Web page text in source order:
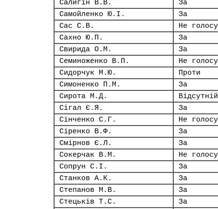
Салигін В.В.
За
Самойленко Ю.І.
За
Сас С.В.
Не
Сахно Ю.П.
За
Свирида О.М.
За
Семиноженко В.П.
Не
Сидорчук М.Ю.
Проти
Симоненко П.М.
За
Сирота М.Д.
Відсутній
Сігал Є.Я.
За
Сінченко С.Г.
Не
Сіренко В.Ф.
За
Смірнов Є.Л.
За
Сокерчак В.М.
Не
Сопрун С.І.
За
Станков А.К.
За
Степанов М.В.
За
Стецьків Т.С.
За